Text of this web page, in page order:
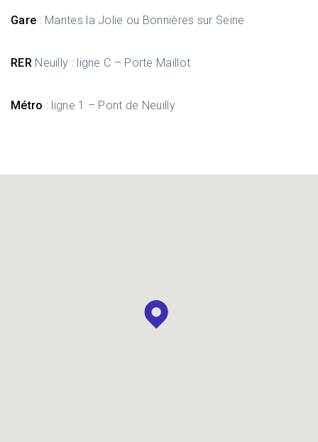
Gare : Mantes la Jolie ou Bonnières sur Seine
RERNeuilly : ligne C – Porte Maillot
Métro : ligne 1 – Pont de Neuilly